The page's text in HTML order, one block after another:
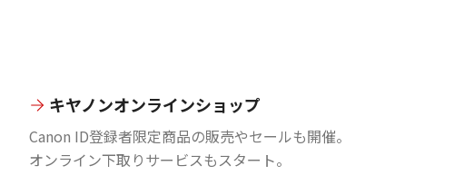
キヤノンオンラインショップ
Canon ID登録者限定商品の販売やセールも開催。
オンライン下取りサービスもスタート。